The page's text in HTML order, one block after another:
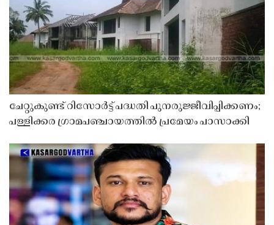
ചേറ്റുകുണ്ട് റിസോർട്ട് പദ്ധതി പുനരുജ്ജീവിപ്പിക്കണം;
പള്ളിക്കര ഗ്രാമപഞ്ചായത്തിൽ പ്രമേയം പാസാക്കി